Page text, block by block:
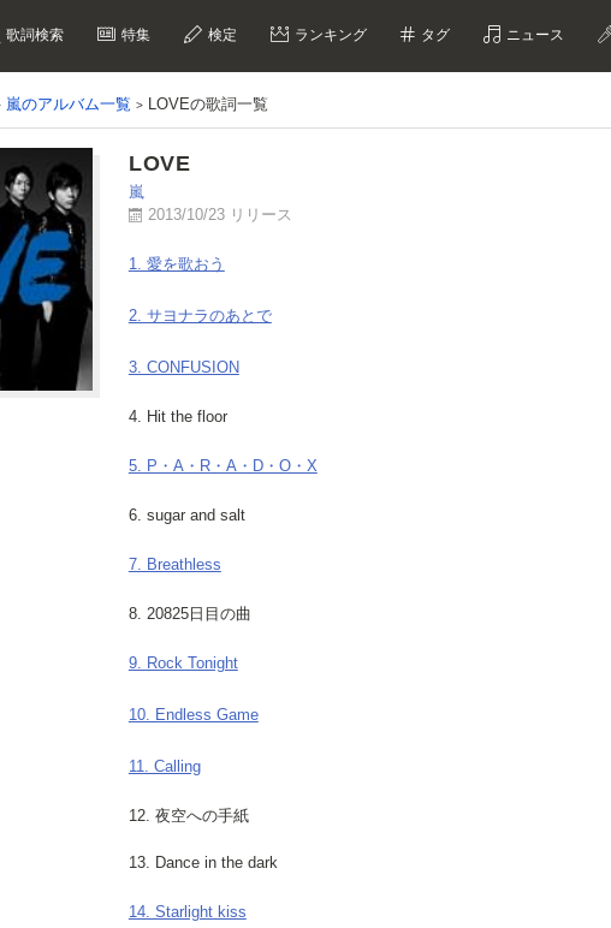
歌詞検索 特集 検定 ランキング タグ ニュース
嵐のアルバム一覧 LOVEの歌詞一覧
LOVE
嵐
2013/10/23 リリース
1. 愛を歌おう
2. サヨナラのあとで
3. CONFUSION
4. Hit the floor
5. P・A・R・A・D・O・X
6. sugar and salt
7. Breathless
8. 20825日目の曲
9. Rock Tonight
10. Endless Game
11. Calling
12. 夜空への手紙
13. Dance in the dark
14. Starlight kiss